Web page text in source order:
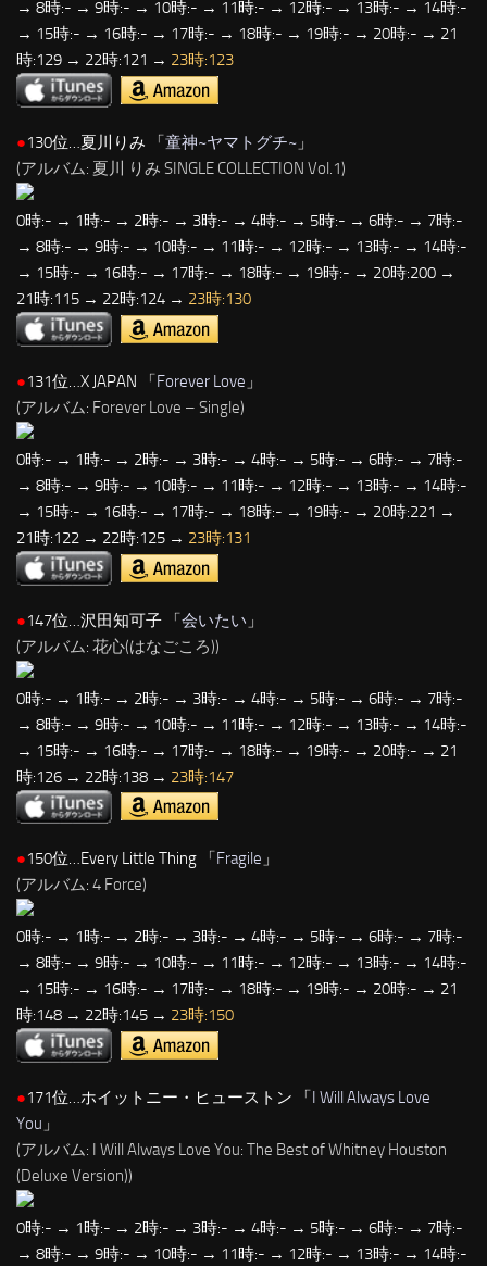
→ 8時:- → 9時:- → 10時:- → 11時:- → 12時:- → 13時:- → 14時:-
→ 15時:- → 16時:- → 17時:- → 18時:- → 19時:- → 20時:- → 21
時:129 → 22時:121 → 23時:123
●130位…夏川りみ 「童神~ヤマトグチ~ 」
(アルバム: 夏川 りみ SINGLE COLLECTION Vol.1)
0時:- → 1時:- → 2時:- → 3時:- → 4時:- → 5時:- → 6時:- → 7時:-
→ 8時:- → 9時:- → 10時:- → 11時:- → 12時:- → 13時:- → 14時:-
→ 15時:- → 16時:- → 17時:- → 18時:- → 19時:- → 20時:200 →
21時:115 → 22時:124 → 23時:130
●131位…X JAPAN 「Forever Love 」
(アルバム: Forever Love – Single)
0時:- → 1時:- → 2時:- → 3時:- → 4時:- → 5時:- → 6時:- → 7時:-
→ 8時:- → 9時:- → 10時:- → 11時:- → 12時:- → 13時:- → 14時:-
→ 15時:- → 16時:- → 17時:- → 18時:- → 19時:- → 20時:221 →
21時:122 → 22時:125 → 23時:131
●147位…沢田知可子 「会いたい 」
(アルバム: 花心(はなごころ))
0時:- → 1時:- → 2時:- → 3時:- → 4時:- → 5時:- → 6時:- → 7時:-
→ 8時:- → 9時:- → 10時:- → 11時:- → 12時:- → 13時:- → 14時:-
→ 15時:- → 16時:- → 17時:- → 18時:- → 19時:- → 20時:- → 21
時:126 → 22時:138 → 23時:147
●150位…Every Little Thing 「 Fragile 」
(アルバム: 4 Force)
0時:- → 1時:- → 2時:- → 3時:- → 4時:- → 5時:- → 6時:- → 7時:-
→ 8時:- → 9時:- → 10時:- → 11時:- → 12時:- → 13時:- → 14時:-
→ 15時:- → 16時:- → 17時:- → 18時:- → 19時:- → 20時:- → 21
時:148 → 22時:145 → 23時:150
●171位…ホイットニー・ヒューストン 「I Will Always Love
You 」
(アルバム: I Will Always Love You: The Best of Whitney Houston
(Deluxe Version))
0時:- → 1時:- → 2時:- → 3時:- → 4時:- → 5時:- → 6時:- → 7時:-
→ 8時:- → 9時:- → 10時:- → 11時:- → 12時:- → 13時:- → 14時:-